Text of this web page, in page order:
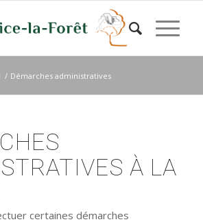
/ Démarches administratives
À LA
certaines démarches